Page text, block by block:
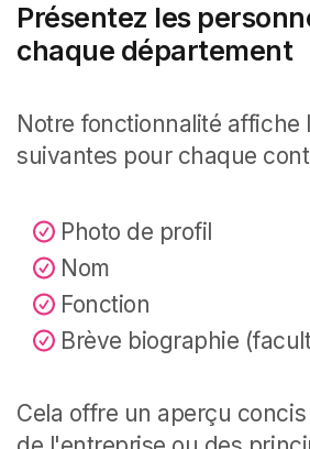
Présentez les
chaque département
Notre fonctionnalité affiche
suivantes pour chaque
Photo de profil
Nom
Fonction
Brève biographie
Cela offre un aperçu